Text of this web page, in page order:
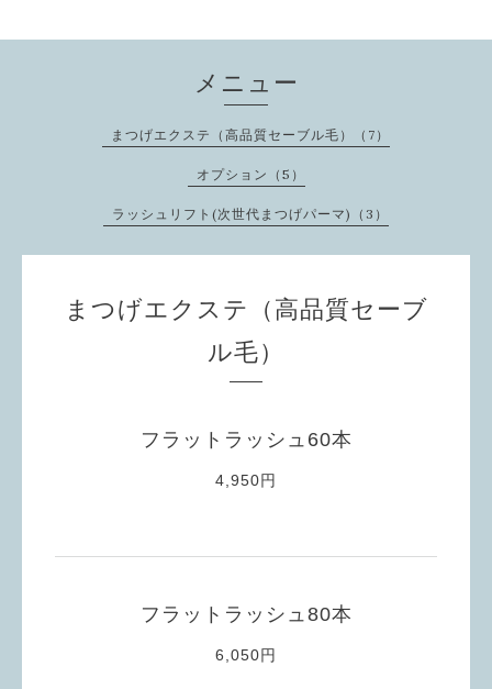
メニュー
まつげエクステ（高品質セーブル毛）（7）
オプション（5）
ラッシュリフト(次世代まつげパーマ)（3）
まつげエクステ（高品質セーブ
ル毛）
フラットラッシュ60本
4,950円
フラットラッシュ80本
6,050円